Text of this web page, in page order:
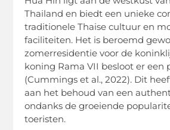
Thailand en biedt een unieke
traditionele Thaise cultuur en
faciliteiten. Het is beroemd
zomerresidentie voor de
koning Rama VII besloot er een
(Cummings et al., 2022). Dit
aan het behoud van een
ondanks de groeiende
toeristen.